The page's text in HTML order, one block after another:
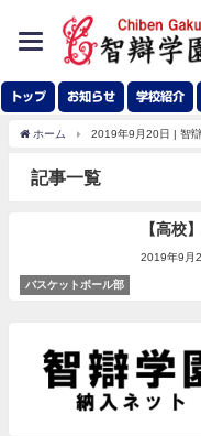
toggle
navigation
トップ お知らせ 学校紹介
ホーム 2019年9月20日 | 智
記事一覧
バスケットボール部
【高校
2019年9月